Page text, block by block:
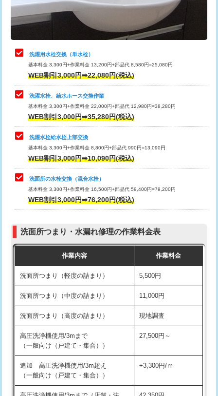
用（追加）/3ｍ超え)
給水管工事※（ライニング鋼管・銅
管・ポリ管・HT管使用/3ｍまで)
44,000円
給水管工事※（ライニング鋼管・銅
管・ポリ管・HT管使用/3ｍ超え)
排水管工事（土の掘削・埋め戻し作
業）
排水管工事（排水管工事/3ｍまで） 55,000円
排水管工事（追加 排水管工事/3ｍ超
え）
マス交換（土の掘削・埋め戻し作業）
マス交換（深さ50㎝未満）
マス交換（深さ50㎝以上）
モルタル補修（厚さ10㎝まで） 27,500円
モルタル補修（厚さ10㎝超え） 38,500円
洗面台設置 38,500円
バスタブ設置 現場見積
追加人工 16,500円
廃棄・処分
※給水管工事は20mmまでの価格です。
止水・漏水調査・防水処理・清掃・修
理・調整・分解・加工など（軽作業）
11,000円
止水・漏水調査・防水処理・清掃・修
理・調整・分解・加工など（中作業）
22,000円
止水・漏水調査・防水処理・清掃・修
理・調整・分解・加工など（重作業）
33,000円
キッチンタンク脱着
その他部品の脱着
交換・取付（タンク）
交換・取付(単水栓（壁付・デッキ
式）)
交換・取付(混合水栓（壁付・デッキ
式・ワンホール）)
16,500円+材料費
（P/S/ポップアップ））
交換・取付（その他部品） 11,000円+材料費
持込商品取付（単水栓） 13,200円
持込商品取付（混合水栓） 16,500円
持込商品取付（浄水器・分岐水栓） 16,500円
給水管工事※（ホール加工) 16,500円
給水管工事※（バンド止め)
給水管工事※（支持金具設置) 5,500円
給水管工事※（保温材使用（バンド止
5,500円
洗濯用水栓交換（単水栓）
基本料金 3,300円+作業料金 13,200円+部品代 8,580円=25,080円
WEB割引3,000円➡22,080円(税込)
洗濯水栓、給水ホース交換作業
基本料金 3,300円+作業料金 22,000円+部品代 12,980円=38,280円
WEB割引3,000円➡35,280円(税込)
洗濯水栓給水栓上部交換
基本料金 3,300円+作業料金 8,800円+部品代 990円=13,090円
WEB割引3,000円➡10,090円(税込)
洗面所の水栓交換（混合水栓）
基本料金 3,300円+作業料金 16,500円+部品代 59,400円=79,200円
WEB割引3,000円➡76,200円(税込)
洗面所つまり・水漏れ修理の作業料金表
作業内容 作業料金
洗面所つまり（軽度の詰まり） 5,500円
洗面所つまり（中度の詰まり） 11,000円
洗面所つまり（高度の詰まり） 現地調査
高圧洗浄機使用/3mまで
（一般向け（戸建て・集合））
27,500円～
追加 高圧洗浄機使用/3m超え
（一般向け（戸建て・集合））
+3,300円/ｍ